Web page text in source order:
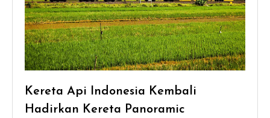
Kereta Api Indonesia Kembali
Hadirkan Kereta Panoramic